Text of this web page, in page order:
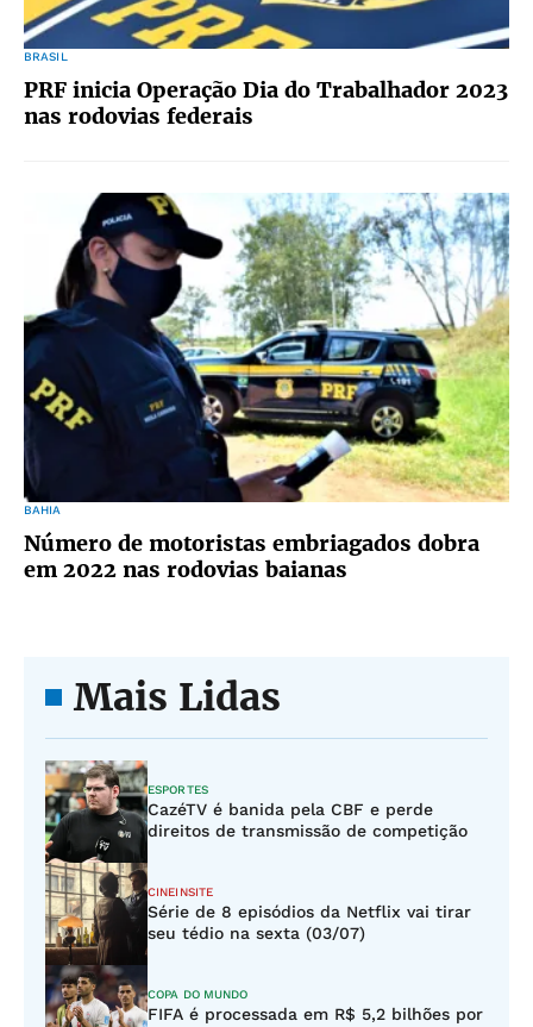
BRASIL
PRF inicia Operação Dia do Trabalhador 2023
nas rodovias federais
BAHIA
Número de motoristas embriagados dobra
em 2022 nas rodovias baianas
Mais Lidas
ESPORTES
CazéTV é banida pela CBF e perde
direitos de transmissão de competição
CINEINSITE
Série de 8 episódios da Netflix vai tirar
seu tédio na sexta (03/07)
COPA DO MUNDO
FIFA é processada em R$ 5,2 bilhões por